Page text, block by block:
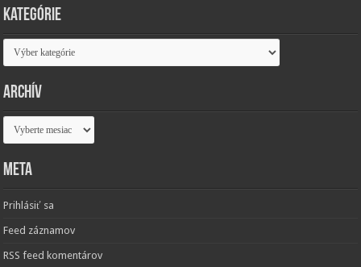
Kategórie
Kategórie
Archív
Archív
Meta
Prihlásiť sa
Feed záznamov
RSS feed komentárov